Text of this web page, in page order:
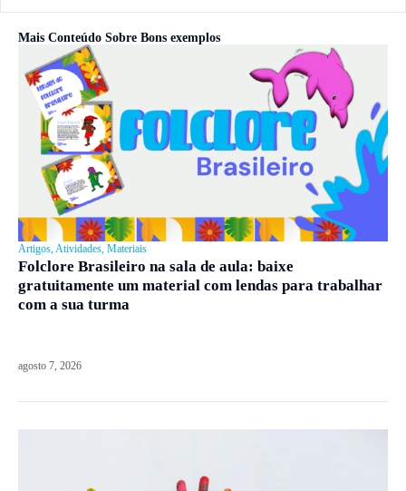
Mais Conteúdo Sobre Bons exemplos
Artigos,Atividades, Materiais
Folclore Brasileiro na sala de aula: baixe
gratuitamente um material com lendas para trabalhar
com a sua turma
agosto 7, 2026